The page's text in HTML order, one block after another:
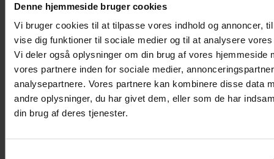
Denne hjemmeside bruger cookies
Vi bruger cookies til at tilpasse vores indhold og annoncer,
vise dig funktioner til sociale medier og til at analysere
Vi deler også oplysninger om din brug af vores hjemmeside
vores partnere inden for sociale medier,
analysepartnere. Vores partnere kan kombinere disse data
andre oplysninger, du har givet dem, eller som de har
din brug af deres tjenester.